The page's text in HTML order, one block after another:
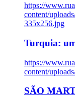
https://
content/
335x256.jpg
Turquia:
https://
content/
SÃO